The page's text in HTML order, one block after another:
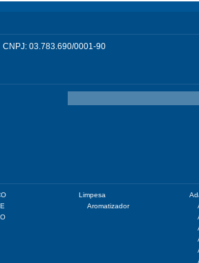
CNPJ: 03.783.690/0001-90
Limpesa
Aromatizador